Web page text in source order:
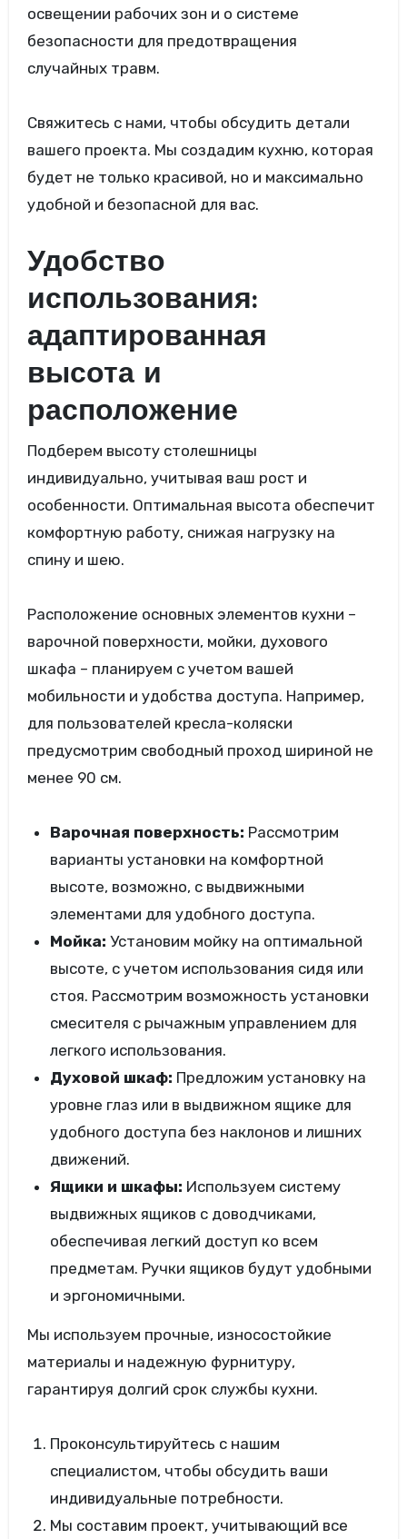
освещении рабочих зон и о системе
безопасности для предотвращения
случайных травм.
Свяжитесь с нами, чтобы обсудить детали
вашего проекта. Мы создадим кухню, которая
будет не только красивой, но и максимально
удобной и безопасной для вас.
Удобство
использования:
адаптированная
высота и
расположение
Подберем высоту столешницы
индивидуально, учитывая ваш рост и
особенности. Оптимальная высота обеспечит
комфортную работу, снижая нагрузку на
спину и шею.
Расположение основных элементов кухни –
варочной поверхности, мойки, духового
шкафа – планируем с учетом вашей
мобильности и удобства доступа. Например,
для пользователей кресла-коляски
предусмотрим свободный проход шириной не
менее 90 см.
Варочная поверхность: Рассмотрим
варианты установки на комфортной
высоте, возможно, с выдвижными
элементами для удобного доступа.
Мойка: Установим мойку на оптимальной
высоте, с учетом использования сидя или
стоя. Рассмотрим возможность установки
смесителя с рычажным управлением для
легкого использования.
Духовой шкаф: Предложим установку на
уровне глаз или в выдвижном ящике для
удобного доступа без наклонов и лишних
движений.
Ящики и шкафы: Используем систему
выдвижных ящиков с доводчиками,
обеспечивая легкий доступ ко всем
предметам. Ручки ящиков будут удобными
и эргономичными.
Мы используем прочные, износостойкие
материалы и надежную фурнитуру,
гарантируя долгий срок службы кухни.
Проконсультируйтесь с нашим
специалистом, чтобы обсудить ваши
индивидуальные потребности.
Мы составим проект, учитывающий все